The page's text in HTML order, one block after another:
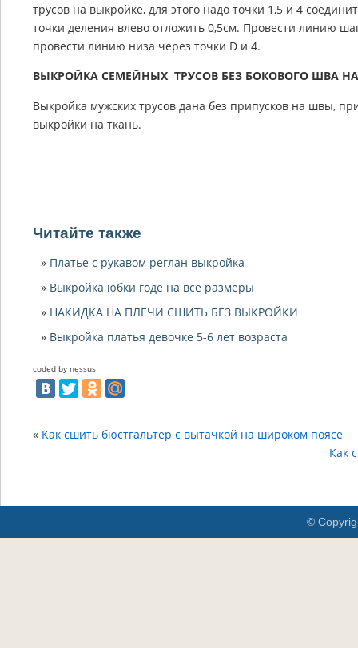
трусов на выкройке, для этого надо точки 1,5 и 4
точки деления влево отложить 0,5см. Провести линию
провести линию низа через точки D и 4.
ВЫКРОЙКА СЕМЕЙНЫХ ТРУСОВ БЕЗ БОКОВОГО ШВА
Выкройка мужских трусов дана без припусков на швы,
выкройки на ткань.
Читайте также
Платье с рукавом реглан выкройка
Выкройка юбки годе на все размеры
НАКИДКА НА ПЛЕЧИ СШИТЬ БЕЗ ВЫКРОЙКИ
Выкройка платья девочке 5-6 лет возраста
coded by nessus
« Как сшить бюстгальтер с вытачкой на широком поясе
Как
©